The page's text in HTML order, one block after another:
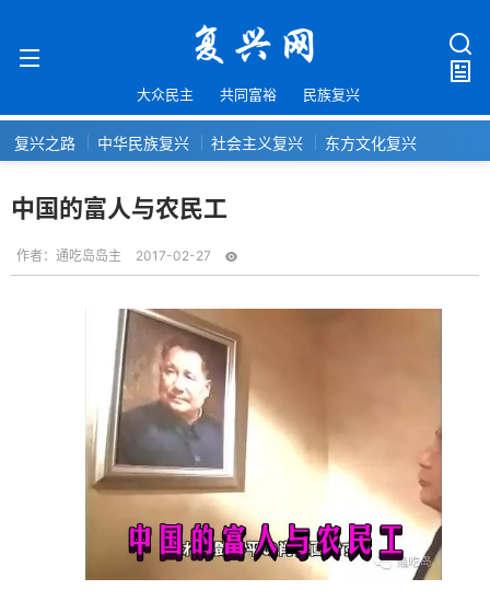
大众民主 共同富裕 民族复兴
复兴之路 中华民族复兴 社会主义复兴 东方文化复兴
中国的富人与农民工
作者： 通吃岛岛主 2017-02-27